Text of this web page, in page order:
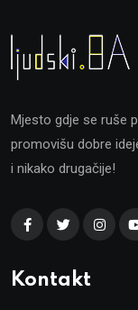
Mjesto gdje se ruše
promovišu dobre
i nikako drugačije!
Kontakt